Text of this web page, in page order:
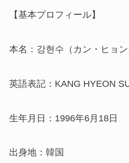
【基本プロフィール】
本名：강현수（カン・ヒョン
英語表記：KANG HYEON
生年月日：1996年6月18日
出身地：韓国